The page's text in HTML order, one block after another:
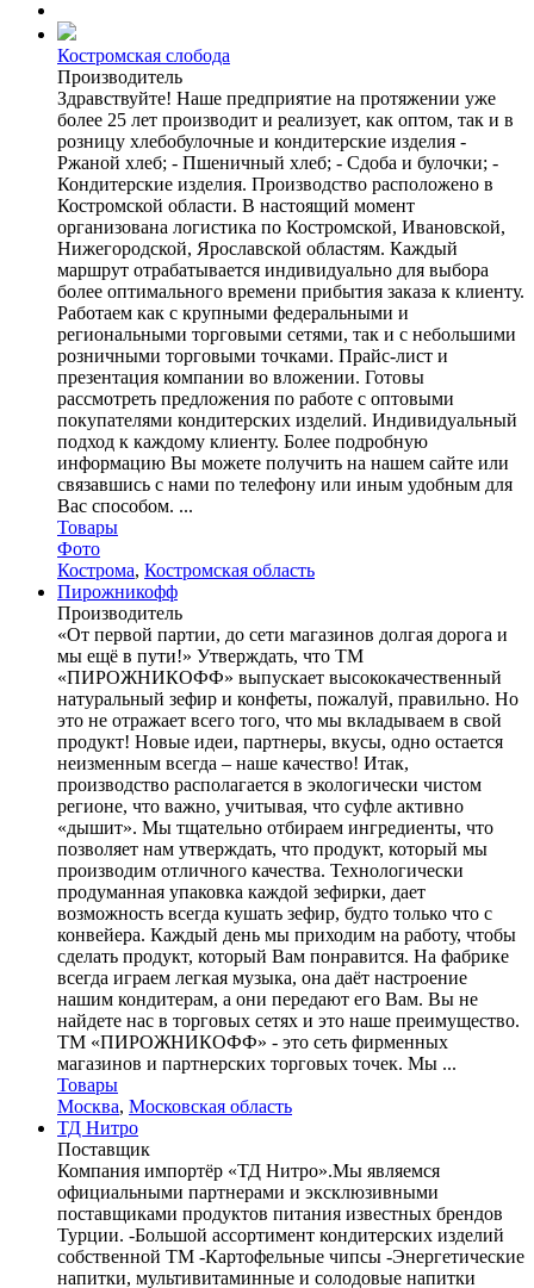
Костромская слобода
Производитель
Здравствуйте! Наше предприятие на протяжении уже
более 25 лет производит и реализует, как оптом, так и в
розницу хлебобулочные и кондитерские изделия -
Ржаной хлеб; - Пшеничный хлеб; - Сдоба и булочки; -
Кондитерские изделия. Производство расположено в
Костромской области. В настоящий момент
организована логистика по Костромской, Ивановской,
Нижегородской, Ярославской областям. Каждый
маршрут отрабатывается индивидуально для выбора
более оптимального времени прибытия заказа к клиенту.
Работаем как с крупными федеральными и
региональными торговыми сетями, так и с небольшими
розничными торговыми точками. Прайс-лист и
презентация компании во вложении. Готовы
рассмотреть предложения по работе с оптовыми
покупателями кондитерских изделий. Индивидуальный
подход к каждому клиенту. Более подробную
информацию Вы можете получить на нашем сайте или
связавшись с нами по телефону или иным удобным для
Вас способом. ...
Товары
Фото
Кострома, Костромская область
Пирожникофф
Производитель
«От первой партии, до сети магазинов долгая дорога и
мы ещё в пути!» Утверждать, что ТМ
«ПИРОЖНИКОФФ» выпускает высококачественный
натуральный зефир и конфеты, пожалуй, правильно. Но
это не отражает всего того, что мы вкладываем в свой
продукт! Новые идеи, партнеры, вкусы, одно остается
неизменным всегда – наше качество! Итак,
производство располагается в экологически чистом
регионе, что важно, учитывая, что суфле активно
«дышит». Мы тщательно отбираем ингредиенты, что
позволяет нам утверждать, что продукт, который мы
производим отличного качества. Технологически
продуманная упаковка каждой зефирки, дает
возможность всегда кушать зефир, будто только что с
конвейера. Каждый день мы приходим на работу, чтобы
сделать продукт, который Вам понравится. На фабрике
всегда играем легкая музыка, она даёт настроение
нашим кондитерам, а они передают его Вам. Вы не
найдете нас в торговых сетях и это наше преимущество.
ТМ «ПИРОЖНИКОФФ» - это сеть фирменных
магазинов и партнерских торговых точек. Мы ...
Товары
Москва, Московская область
ТД Нитро
Поставщик
Компания импортёр «ТД Нитро».Мы являемся
официальными партнерами и эксклюзивными
поставщиками продуктов питания известных брендов
Турции. -Большой ассортимент кондитерских изделий
собственной ТМ -Картофельные чипсы -Энергетические
напитки, мультивитаминные и солодовые напитки